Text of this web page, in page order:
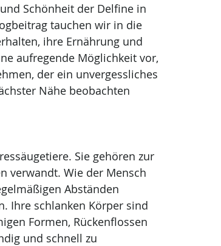
Schönheit der Delfine in
tauchen wir in die
ihre Ernährung und
aufregende Möglichkeit vor,
der ein unvergessliches
Nähe beobachten
Sie gehören zur
verwandt. Wie der Mensch
Abständen
Ihre schlanken Körper sind
Formen, Rückenflossen
und schnell zu